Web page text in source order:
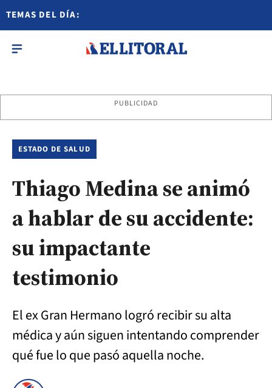
TEMAS DEL DÍA:
PUBLICIDAD
ESTADO DE SALUD
Thiago Medina se animó
a hablar de su accidente:
su impactante
testimonio
El ex Gran Hermano logró recibir su alta
médica y aún siguen intentando comprender
qué fue lo que pasó aquella noche.